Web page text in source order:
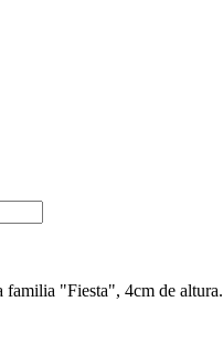
familia "Fiesta", 4cm de altura.